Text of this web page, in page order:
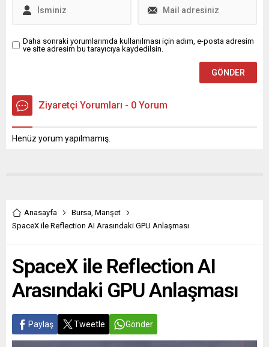
Daha sonraki yorumlarımda kullanılması için adım, e-posta adresim
ve site adresim bu tarayıcıya kaydedilsin.
Ziyaretçi Yorumları - 0 Yorum
Henüz yorum yapılmamış.
Anasayfa Bursa, Manşet
SpaceX ile Reflection AI Arasındaki GPU Anlaşması
SpaceX ile Reflection AI
Arasındaki GPU Anlaşması
Paylaş Tweetle Gönder